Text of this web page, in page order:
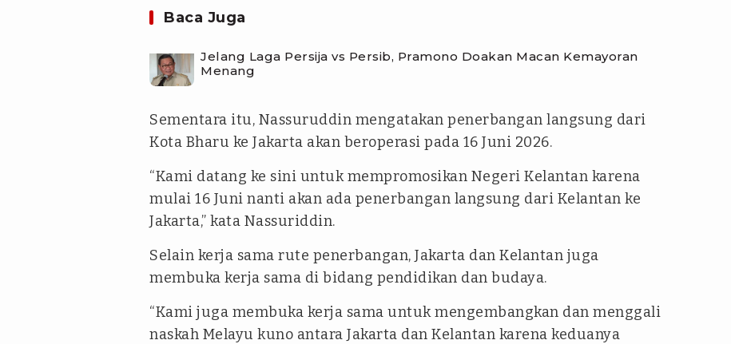
Baca Juga
Jelang Laga Persija vs Persib, Pramono Doakan Macan Kemayoran
Menang
Sementara itu, Nassuruddin mengatakan penerbangan langsung dari
Kota Bharu ke Jakarta akan beroperasi pada 16 Juni 2026.
“Kami datang ke sini untuk mempromosikan Negeri Kelantan karena
mulai 16 Juni nanti akan ada penerbangan langsung dari Kelantan ke
Jakarta,” kata Nassuriddin.
Selain kerja sama rute penerbangan, Jakarta dan Kelantan juga
membuka kerja sama di bidang pendidikan dan budaya.
“Kami juga membuka kerja sama untuk mengembangkan dan menggali
naskah Melayu kuno antara Jakarta dan Kelantan karena keduanya